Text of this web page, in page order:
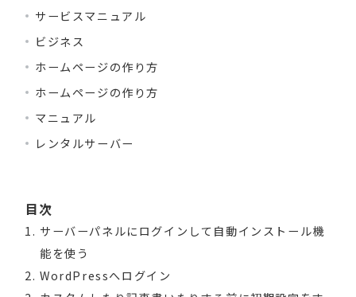
サービスマニュアル
ビジネス
ホームページの作り方
ホームページの作り方
マニュアル
レンタルサーバー
目次
サーバーパネルにログインして自動インストール機
能を使う
WordPressへログイン